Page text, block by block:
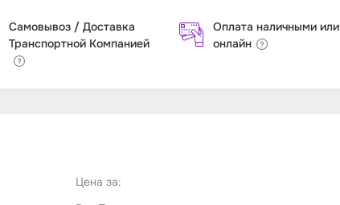
Самовывоз / Доставка
Транспортной Компанией
Оплата наличными или
онлайн
Цена за: